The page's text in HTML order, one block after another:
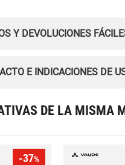
Y DEVOLUCIONES
E INDICACIONES DE
DE LA MISMA
-37%